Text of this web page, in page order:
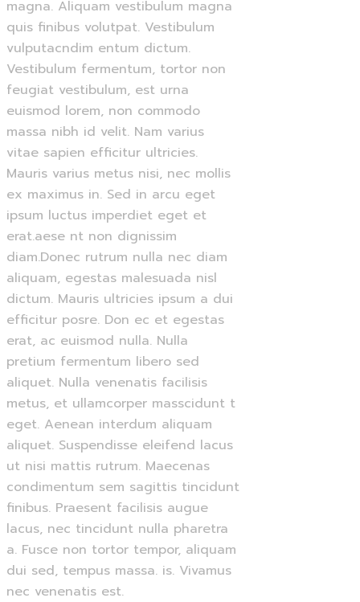
magna. Aliquam vestibulum magna
quis finibus volutpat. Vestibulum
vulputacndim entum dictum.
Vestibulum fermentum, tortor non
feugiat vestibulum, est urna
euismod lorem, non commodo
massa nibh id velit. Nam varius
vitae sapien efficitur ultricies.
Mauris varius metus nisi, nec mollis
ex maximus in. Sed in arcu eget
ipsum luctus imperdiet eget et
erat.aese nt non dignissim
diam.Donec rutrum nulla nec diam
aliquam, egestas malesuada nisl
dictum. Mauris ultricies ipsum a dui
efficitur posre. Don ec et egestas
erat, ac euismod nulla. Nulla
pretium fermentum libero sed
aliquet. Nulla venenatis facilisis
metus, et ullamcorper masscidunt t
eget. Aenean interdum aliquam
aliquet. Suspendisse eleifend lacus
ut nisi mattis rutrum. Maecenas
condimentum sem sagittis tincidunt
finibus. Praesent facilisis augue
lacus, nec tincidunt nulla pharetra
a. Fusce non tortor tempor, aliquam
dui sed, tempus massa. is. Vivamus
nec venenatis est.